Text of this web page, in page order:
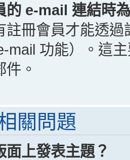
的 e-mail 連結時
註冊會員才能透
mail 功能）。這
。
關問題
面上發表主題？